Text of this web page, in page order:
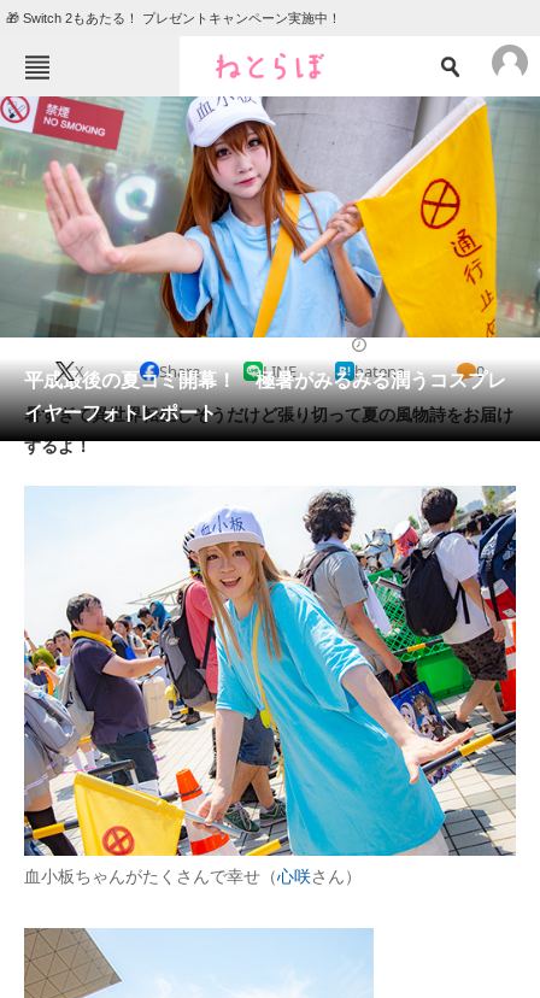
🎁 Switch 2もあたる！ プレゼントキャンペーン実施中！
ねとらぼメニュー
TOP ニュース
エンタメ クイズ
グルメ 地域
教育・育児
動物
会員記事
メディア
ITの今と未来を見通す
スマホと通信の最新トレンド
進化するPCとデバイスの未来
好きが集まる 比べて選べる
ビジネスと働き方のヒント
AI活用のいまが分かる
企業ITのトレンドを詳説
マーケ×ITの今がよく分かる
平成最後の夏コミ開幕！ 極暑がみるみる潤うコスプレ
イヤーフォトレポート
X Share LINE hatena 0
暑すぎて異世界転生しそうだけど張り切って夏の風物詩をお届け
するよ！
血小板ちゃんがたくさんで幸せ（心咲さん）